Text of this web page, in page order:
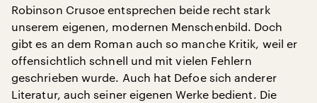
Robinson Crusoe entsprechen beide recht stark
unserem eigenen, modernen Menschenbild. Doch
gibt es an dem Roman auch so manche Kritik, weil er
offensichtlich schnell und mit vielen Fehlern
geschrieben wurde. Auch hat Defoe sich anderer
Literatur, auch seiner eigenen Werke bedient. Die